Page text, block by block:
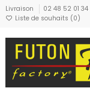
Livraison 02 48 52 01 34
Liste de souhaits (0)